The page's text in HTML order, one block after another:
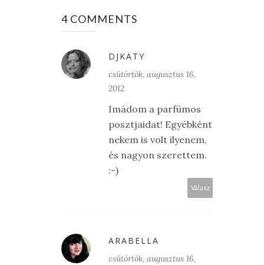
4 COMMENTS
DJKATY
csütörtök, augusztus 16,
2012
Imádom a parfümos
posztjaidat! Egyébként
nekem is volt ilyenem,
és nagyon szerettem.
:-)
Válasz
ARABELLA
csütörtök, augusztus 16,